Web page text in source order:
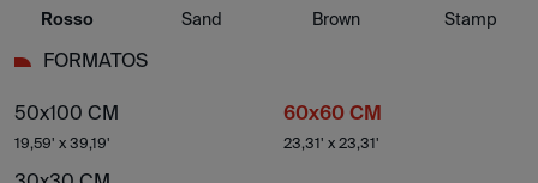
Rosso Sand Brown Stamp
FORMATOS
50x100 CM
19,59' x 39,19'
60x60 CM
23,31' x 23,31'